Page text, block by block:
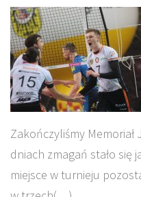
Zakończyliśmy
dniach zmagań stało się
miejsce w turnieju